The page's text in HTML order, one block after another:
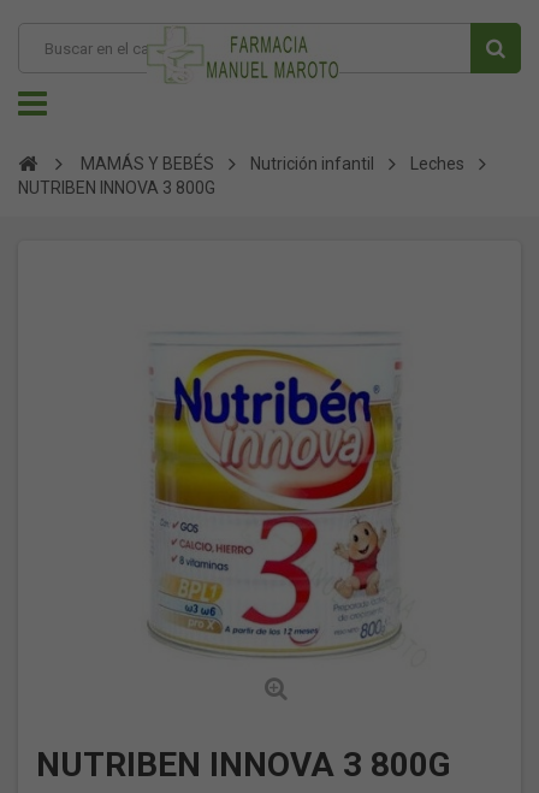
MAMÁS Y BEBÉS Nutrición infantil
Leches
NUTRIBEN INNOVA 3 800G
NUTRIBEN INNOVA 3 800G